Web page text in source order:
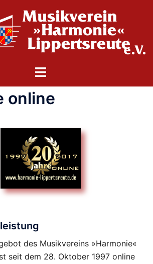
Menü
online
des Musikvereins »Harmonie«
seit dem 28. Oktober 1997 online